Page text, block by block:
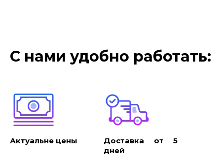
С нами удобно работать:
Актуальне цены
Доставка от 5
дней